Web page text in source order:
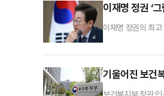
이재명 정권 ‘
이재명 정권의 최
면 앉지 않을 또는
기울어진 보건